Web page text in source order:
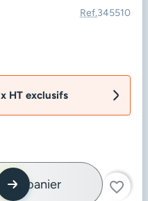
Ref.345510
HT exclusifs
au panier favorite_border